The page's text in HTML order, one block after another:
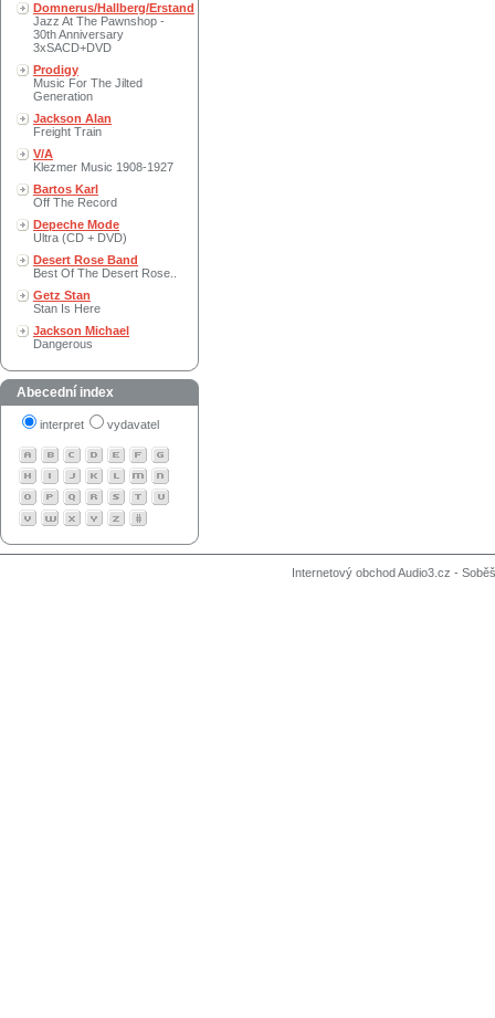
Domnerus/Hallberg/Erstand
Jazz At The Pawnshop -
30th Anniversary
3xSACD+DVD
Prodigy
Music For The Jilted
Generation
Jackson Alan
Freight Train
V/A
Klezmer Music 1908-1927
Bartos Karl
Off The Record
Depeche Mode
Ultra (CD + DVD)
Desert Rose Band
Best Of The Desert Rose..
Getz Stan
Stan Is Here
Jackson Michael
Dangerous
Abecední index
interpret vydavatel
Internetový obchod Audio3.cz -